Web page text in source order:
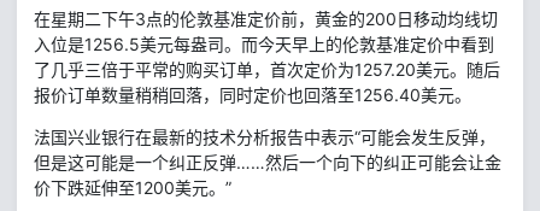
在星期二下午3点的伦敦基准定价前，黄金的200日移动均线切
入位是1256.5美元每盎司。而今天早上的伦敦基准定价中看到
了几乎三倍于平常的购买订单，首次定价为1257.20美元。随后
报价订单数量稍稍回落，同时定价也回落至1256.40美元。
法国兴业银行在最新的技术分析报告中表示“可能会发生反弹，
但是这可能是一个纠正反弹……然后一个向下的纠正可能会让金
价下跌延伸至1200美元。”